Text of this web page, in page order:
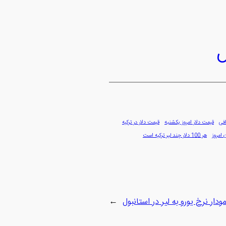
قیمت دلار امروز یکشنبه قیمت دلار در ترکیه
امروز
هر 100 دلار چند لیر ترکیه است
نرخ یورو به لیر در استانبول →